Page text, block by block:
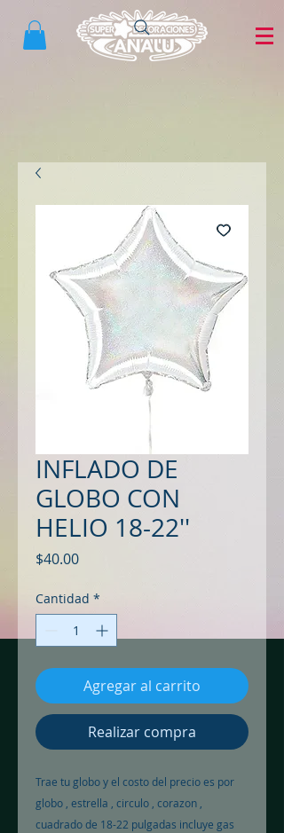
INFLADO DE
GLOBO CON
HELIO 18-22''
$40.00Precio
Cantidad *
Agregar al carrito
Realizar compra
Trae tu globo y el costo del precio es por
globo , estrella , circulo , corazon ,
cuadrado de 18-22 pulgadas incluye gas